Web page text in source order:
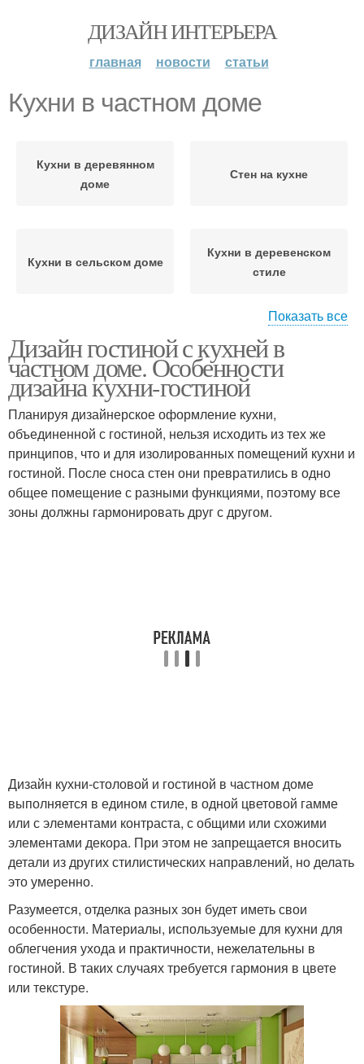
ДИЗАЙН ИНТЕРЬЕРА
главная новости статьи
Кухни в частном доме
Кухни в деревянном
доме
Стен на кухне
Кухни в сельском доме
Кухни в деревенском
стиле
Дом с камином Метры в частном доме
Кухни в частных
постройках
Кухни в доме
Показать все
Дизайн гостиной с кухней в
частном доме. Особенности
дизайна кухни-гостиной
Планируя дизайнерское оформление кухни,
объединенной с гостиной, нельзя исходить из тех же
принципов, что и для изолированных помещений кухни и
гостиной. После сноса стен они превратились в одно
общее помещение с разными функциями, поэтому все
зоны должны гармонировать друг с другом.
Дизайн кухни-столовой и гостиной в частном доме
выполняется в едином стиле, в одной цветовой гамме
или с элементами контраста, с общими или схожими
элементами декора. При этом не запрещается вносить
детали из других стилистических направлений, но делать
это умеренно.
Разумеется, отделка разных зон будет иметь свои
особенности. Материалы, используемые для кухни для
облегчения ухода и практичности, нежелательны в
гостиной. В таких случаях требуется гармония в цвете
или текстуре.